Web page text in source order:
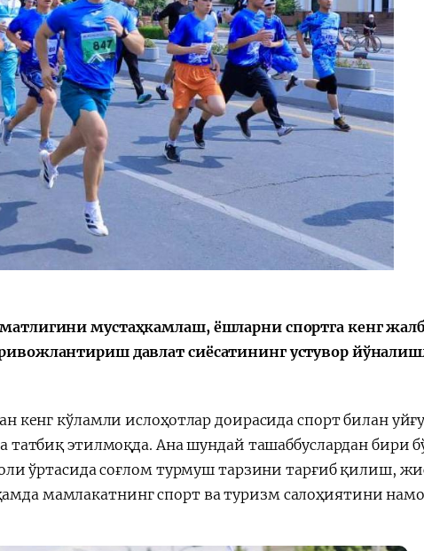
O‘zbekiston va
Oʻzbekiston va
мустаҳкамлаш, ёшларни спортга кенг
давлат сиёсатининг устувор
кенг кўламли ислоҳотлар доирасида спорт билан
татбиқ этилмоқда. Ана шундай ташаббуслардан бири
ўртасида соғлом турмуш тарзини тарғиб қилиш,
мамлакатнинг спорт ва туризм салоҳиятини